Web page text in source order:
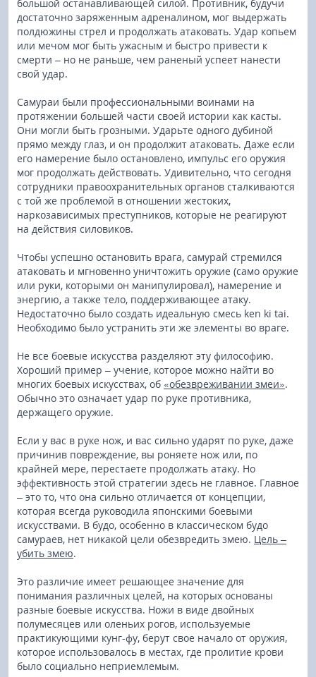
большой останавливающей силой. Противник, будучи
достаточно заряженным адреналином, мог выдержать
полдюжины стрел и продолжать атаковать. Удар копьем
или мечом мог быть ужасным и быстро привести к
смерти – но не раньше, чем раненый успеет нанести
свой удар.
Самураи были профессиональными воинами на
протяжении большей части своей истории как касты.
Они могли быть грозными. Ударьте одного дубиной
прямо между глаз, и он продолжит атаковать. Даже если
его намерение было остановлено, импульс его оружия
мог продолжать действовать. Удивительно, что сегодня
сотрудники правоохранительных органов сталкиваются
с той же проблемой в отношении жестоких,
наркозависимых преступников, которые не реагируют
на действия силовиков.
Чтобы успешно остановить врага, самурай стремился
атаковать и мгновенно уничтожить оружие (само оружие
или руки, которыми он манипулировал), намерение и
энергию, а также тело, поддерживающее атаку.
Недостаточно было создать идеальную смесь ken ki tai.
Необходимо было устранить эти же элементы во враге.
Не все боевые искусства разделяют эту философию.
Хороший пример – учение, которое можно найти во
многих боевых искусствах, об «обезвреживании змеи».
Обычно это означает удар по руке противника,
держащего оружие.
Если у вас в руке нож, и вас сильно ударят по руке, даже
причинив повреждение, вы роняете нож или, по
крайней мере, перестаете продолжать атаку. Но
эффективность этой стратегии здесь не главное. Главное
– это то, что она сильно отличается от концепции,
которая всегда руководила японскими боевыми
искусствами. В будо, особенно в классическом будо
самураев, нет никакой цели обезвредить змею. Цель –
убить змею.
Это различие имеет решающее значение для
понимания различных целей, на которых основаны
разные боевые искусства. Ножи в виде двойных
полумесяцев или оленьих рогов, используемые
практикующими кунг-фу, берут свое начало от оружия,
которое использовалось в местах, где пролитие крови
было социально неприемлемым.